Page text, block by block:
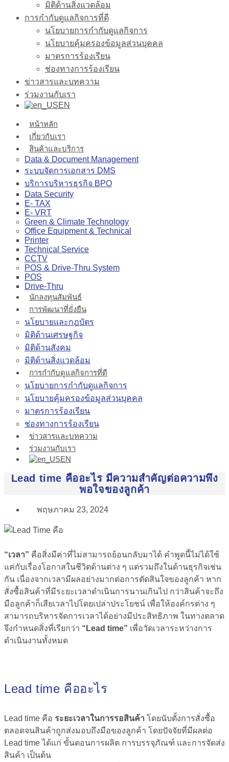
มิติด้านสิ่งแวดล้อม
การกำกับดูแลกิจการที่ดี
นโยบายการกำกับดูแลกิจการ
นโยบายคุ้มครองข้อมูลส่วนบุคคล
มาตรการร้องเรียน
ช่องทางการร้องเรียน
ข่าวสารและบทความ
ร่วมงานกับเรา
EN
หน้าหลัก
เกี่ยวกับเรา
สินค้าและบริการ
Data & Document Management
ระบบจัดการเอกสาร DMS
บริการบริหารธุรกิจ BPO
Data Security
E- TAX
E- VRT
Green & Climate Technology
Office Equipment & Technical
Printer
Technical Service
CCTV
POS & Drive-Thru System
POS
Drive-Thru
นักลงทุนสัมพันธ์
การพัฒนาที่ยั่งยืน
นโยบายและกฎบัตร
มิติด้านเศรษฐกิจ
มิติด้านสังคม
มิติด้านสิ่งแวดล้อม
การกำกับดูแลกิจการที่ดี
นโยบายการกำกับดูแลกิจการ
นโยบายคุ้มครองข้อมูลส่วนบุคคล
มาตรการร้องเรียน
ช่องทางการร้องเรียน
ข่าวสารและบทความ
ร่วมงานกับเรา
EN
Lead time คืออะไร มีความสำคัญต่อความพึง
พอใจของลูกค้า
พฤษภาคม 23, 2024
“เวลา” คือสิ่งมีค่าที่ไม่สามารถย้อนกลับมาได้ คำพูดนี้ไม่ได้ใช้
แค่กับเรื่องโอกาสในชีวิตด้านต่าง ๆ แต่รวมถึงในด้านธุรกิจเช่น
กัน เนื่องจากเวลามีผลอย่างมากต่อการตัดสินใจของลูกค้า หาก
สั่งซื้อสินค้าที่มีระยะเวลาดำเนินการนานเกินไป กว่าสินค้าจะถึง
มือลูกค้าก็เสียเวลาไปโดยเปล่าประโยชน์ เพื่อให้องค์กรต่าง ๆ
สามารถบริหารจัดการเวลาได้อย่างมีประสิทธิภาพ ในทางตลาด
จึงกำหนดสิ่งที่เรียกว่า “Lead time” เพื่อวัดเวลาระหว่างการ
ดำเนินงานทั้งหมด
Lead time คืออะไร
Lead time คือ ระยะเวลาในการรอสินค้า โดยนับตั้งการสั่งซื้อ
ตลอดจนสินค้าถูกส่งมอบถึงมือของลูกค้า โดยปัจจัยที่มีผลต่อ
Lead time ได้แก่ ขั้นตอนการผลิต การบรรจุภัณฑ์ และการจัดส่ง
สินค้า เป็นต้น